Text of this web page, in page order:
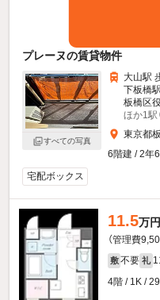
プレーヌの賃貸物件
すべての写真
大山駅
下板橋
板橋区
ほか1駅
東京都
6階建 / 2年
宅配ボックス
11.5万円
（管理費
敷 不要 礼
4階 / 1K /